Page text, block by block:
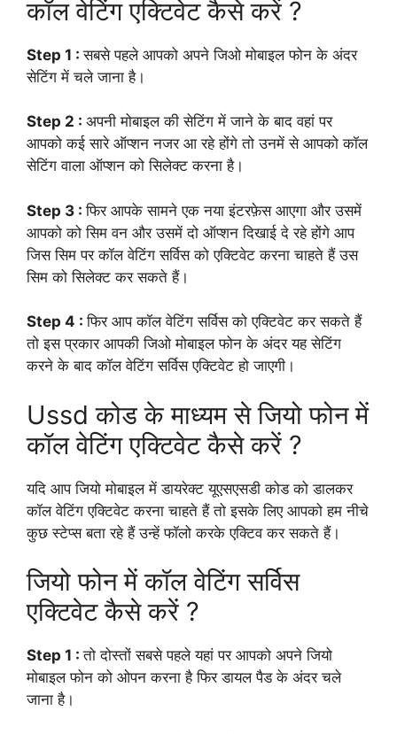
कॉल वेटिंग एक्टिवेट कैसे करें ?
Step 1 :सबसे पहले आपको अपने जिओ मोबाइल फोन के अंदर
सेटिंग में चले जाना है।
Step 2 : अपनी मोबाइल की सेटिंग में जाने के बाद वहां पर
आपको कई सारे ऑप्शन नजर आ रहे होंगे तो उनमें से आपको कॉल
सेटिंग वाला ऑप्शन को सिलेक्ट करना है।
Step 3 :फिर आपके सामने एक नया इंटरफ़ेस आएगा और उसमें
आपको को सिम वन और उसमें दो ऑप्शन दिखाई दे रहे होंगे आप
जिस सिम पर कॉल वेटिंग सर्विस को एक्टिवेट करना चाहते हैं उस
सिम को सिलेक्ट कर सकते हैं।
Step 4 :फिर आप कॉल वेटिंग सर्विस को एक्टिवेट कर सकते हैं
तो इस प्रकार आपकी जिओ मोबाइल फोन के अंदर यह सेटिंग
करने के बाद कॉल वेटिंग सर्विस एक्टिवेट हो जाएगी।
Ussd कोड के माध्यम से जियो फोन में
कॉल वेटिंग एक्टिवेट कैसे करें ?
यदि आप जियो मोबाइल में डायरेक्ट यूएसएसडी कोड को डालकर
कॉल वेटिंग एक्टिवेट करना चाहते हैं तो इसके लिए आपको हम नीचे
कुछ स्टेप्स बता रहे हैं उन्हें फॉलो करके एक्टिव कर सकते हैं।
जियो फोन में कॉल वेटिंग सर्विस
एक्टिवेट कैसे करें ?
Step 1 :तो दोस्तों सबसे पहले यहां पर आपको अपने जियो
मोबाइल फोन को ओपन करना है फिर डायल पैड के अंदर चले
जाना है।